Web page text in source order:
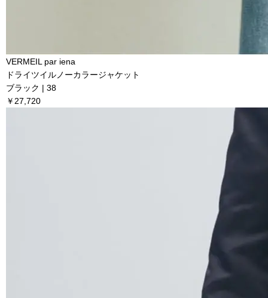
VERMEIL par iena
ドライツイルノーカラージャケット
ブラック | 38
￥27,720